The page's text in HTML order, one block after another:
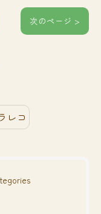
次のページ >
レコ